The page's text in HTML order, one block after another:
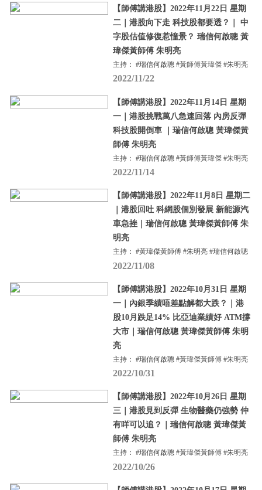
【師傅講港股】2022年11月22日 星期
二｜港股向下走 科技股都要透？｜ 中
字股估值修復惹憧景？ 瑞信何啟聰 黃
瑋傑黃師傅 朱明亮
主持： #瑞信何啟聰 #黃師傅黃瑋傑 #朱明亮
2022/11/22
【師傅講港股】2022年11月14日 星期
一｜港股挑戰萬八急速回落 內房反彈
科技股開倒車 ｜瑞信何啟聰 黃瑋傑黃
師傅 朱明亮
主持： #瑞信何啟聰 #黃師傅黃瑋傑 #朱明亮
2022/11/14
【師傅講港股】2022年11月8日 星期二
｜港股回吐 科網股個別發展 新能源汽
車急挫｜瑞信何啟聰 黃瑋傑黃師傅 朱
明亮
主持： #黃瑋傑黃師傅 #朱明亮 #瑞信何啟聰
2022/11/08
【師傅講港股】2022年10月31日 星期
一｜內銀季績唔差點解都大跌？｜港
股10月跌足14% 比亞迪業績好 ATM撐
大市｜瑞信何啟聰 黃瑋傑黃師傅 朱明
亮
主持： #瑞信何啟聰 #黃瑋傑黃師傅 #朱明亮
2022/10/31
【師傅講港股】2022年10月26日 星期
三｜港股見到反彈 生物醫藥仍強勢 仲
有咩可以追？｜瑞信何啟聰 黃瑋傑黃
師傅 朱明亮
主持： #瑞信何啟聰 #黃瑋傑黃師傅 #朱明亮
2022/10/26